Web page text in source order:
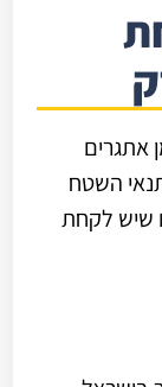
אתגרים
השטח
שיש לקחת